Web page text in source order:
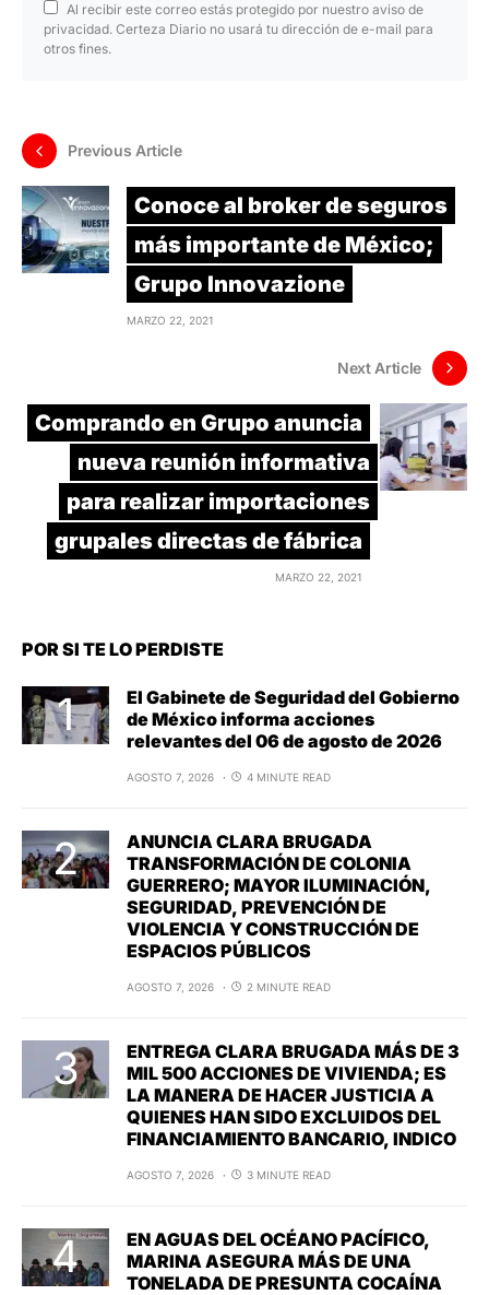
Al recibir este correo estás protegido por nuestro aviso de
privacidad. Certeza Diario no usará tu dirección de e-mail para
otros fines.
Previous Article
Conoce al broker de seguros
más importante de México;
Grupo Innovazione
MARZO 22, 2021
Next Article
Comprando en Grupo anuncia
nueva reunión informativa
para realizar importaciones
grupales directas de fábrica
MARZO 22, 2021
POR SI TE LO PERDISTE
El Gabinete de Seguridad del Gobierno
de México informa acciones
relevantes del 06 de agosto de 2026
AGOSTO 7, 2026 4 MINUTE READ
ANUNCIA CLARA BRUGADA
TRANSFORMACIÓN DE COLONIA
GUERRERO; MAYOR ILUMINACIÓN,
SEGURIDAD, PREVENCIÓN DE
VIOLENCIA Y CONSTRUCCIÓN DE
ESPACIOS PÚBLICOS
AGOSTO 7, 2026 2 MINUTE READ
ENTREGA CLARA BRUGADA MÁS DE 3
MIL 500 ACCIONES DE VIVIENDA; ES
LA MANERA DE HACER JUSTICIA A
QUIENES HAN SIDO EXCLUIDOS DEL
FINANCIAMIENTO BANCARIO, INDICO
AGOSTO 7, 2026 3 MINUTE READ
EN AGUAS DEL OCÉANO PACÍFICO,
MARINA ASEGURA MÁS DE UNA
TONELADA DE PRESUNTA COCAÍNA